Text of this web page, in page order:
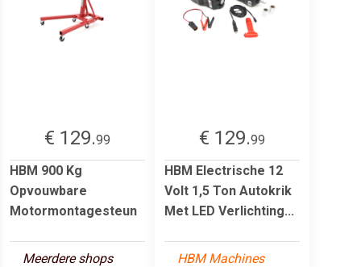
€ 129.99
HBM 900 Kg
Opvouwbare
Motormontagesteun
Meerdere shops
€ 129.99
HBM Electrische 12
Volt 1,5 Ton Autokrik
Met LED Verlichting...
HBM Machines